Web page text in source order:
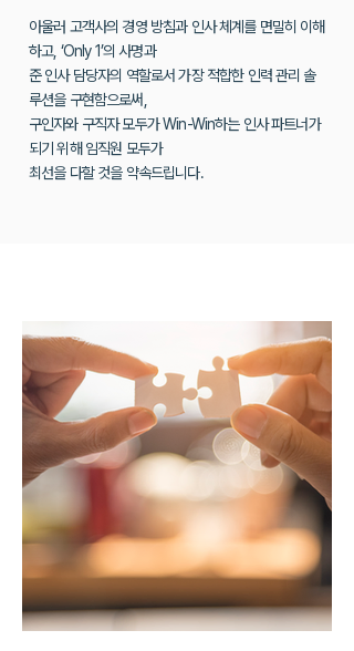
아울러 고객사의 경영 방침과 인사 체계를 면밀히 이해
하고, ‘Only 1’의 사명과
준 인사 담당자의 역할로서 가장 적합한 인력 관리 솔
루션을 구현함으로써,
구인자와 구직자 모두가 Win-Win하는 인사 파트너가
되기 위해 임직원 모두가
최선을 다할 것을 약속드립니다.